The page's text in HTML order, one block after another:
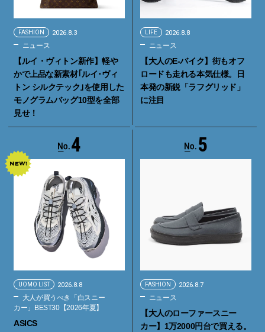
FASHION 2026.8.3
ニュース
【ルイ・ヴィトン新作】軽や
かで上品な新素材｢ルイ･ヴィ
トン シルクテック｣を使用した
モノグラムバッグ10型を全部
見せ！
LIFE 2026.8.8
ニュース
【大人のE-バイク】街もオフ
ロードも走れる本気仕様。日
本発の新鋭「ラフグリッド」
に注目
4
UOMO LIST 2026.8.8
大人が買うべき「白スニー
カー」BEST30【2026年夏】
ASICS
5
FASHION 2026.8.7
ニュース
【大人のローファースニー
カー】1万2000円台で買える。